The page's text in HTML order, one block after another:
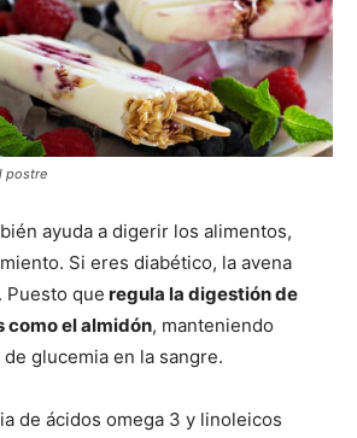
postre
ayuda a digerir los alimentos,
Si eres diabético, la avena
Puesto que regula la digestión de
como el almidón, manteniendo
glucemia en la sangre.
de ácidos omega 3 y linoleicos